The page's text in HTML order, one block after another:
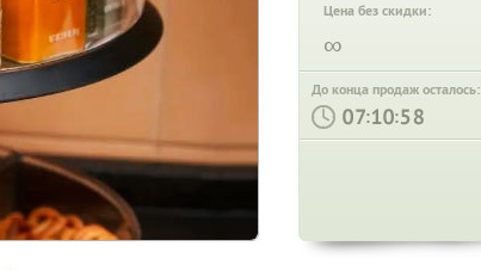
Цена без скидки:
∞
До конца продаж осталось:
: :